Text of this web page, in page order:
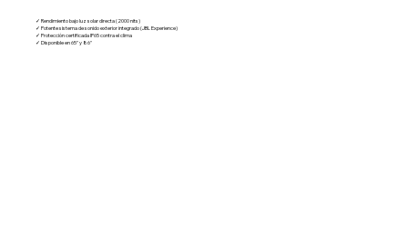
✓ Rendimiento bajo luz solar directa (2000 nits)
✓ Potente sistema de sonido exterior integrado (JBL Experience)
✓ Protección certificada IP65 contra el clima
✓ Disponible en 65" y 86"